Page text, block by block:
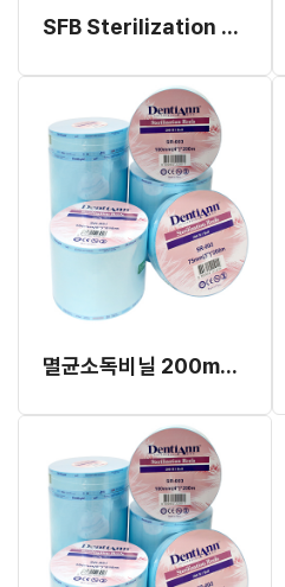
SFB Sterilization Reel (릴 Type, 멸균롤 )
멸균소독비닐 200mm x 200m (롤)